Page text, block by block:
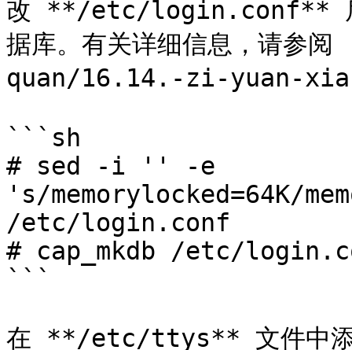
改 **/etc/login.conf** 后
据库。有关详细信息，请
quan/16.14.-zi-yuan-
```sh
# sed -i '' -e
's/memorylocked=64K/
/etc/login.conf
# cap_mkdb /etc/
```
在 **/etc/ttys** 文件中添